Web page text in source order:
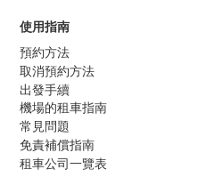
使用指南
預約方法
取消預約方法
出發手續
機場的租車指南
常見問題
免責補償指南
租車公司一覽表